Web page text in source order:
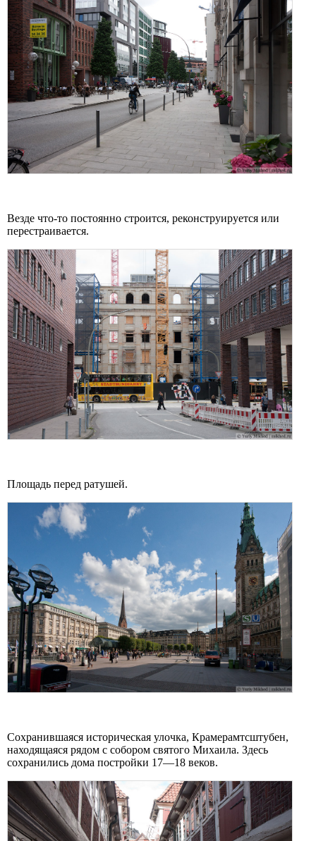
Везде что-то постоянно строится, реконструируется или
перестраивается.
Площадь перед ратушей.
Сохранившаяся историческая улочка, Крамерамтсштубен,
находящаяся рядом с собором святого Михаила. Здесь
сохранились дома постройки 17—18 веков.